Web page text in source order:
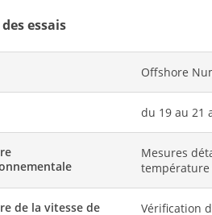
essais
Offshore
du 19 au 21
Mesures
température
de la vitesse de
Vérification